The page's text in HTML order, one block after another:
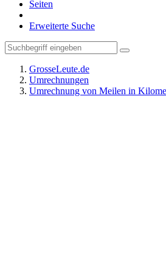
Seiten
Erweiterte Suche
GrosseLeute.de
Umrechnungen
Umrechnung von Meilen in